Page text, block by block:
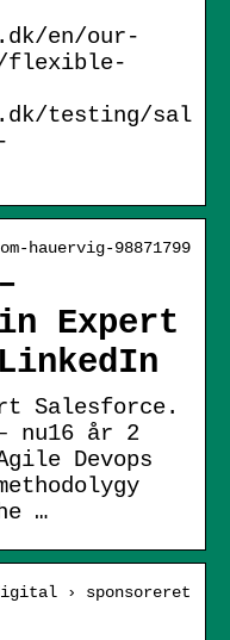
en/our-
flexible-
testing/sal
hauervig-98871799
Expert
Salesforce.
nu16 år 2
Devops
…
› sponsoreret